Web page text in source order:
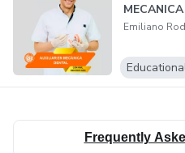
Emiliano
Frequently